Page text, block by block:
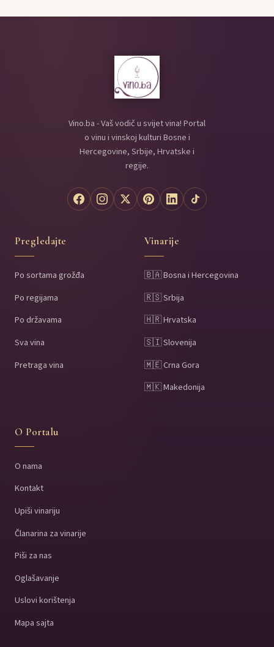
Vino.ba - Vaš vodič u svijet vina! Portal
o vinu i vinskoj kulturi Bosne i
Hercegovine, Srbije, Hrvatske i
regije.
Pregledajte
Po sortama grožđa
Po regijama
Po državama
Sva vina
Pretraga vina
Vinarije
🇧🇦 Bosna i Hercegovina
🇷🇸 Srbija
🇭🇷 Hrvatska
🇸🇮 Slovenija
🇲🇪 Crna Gora
🇲🇰 Makedonija
O Portalu
O nama
Kontakt
Upiši vinariju
Članarina za vinarije
Piši za nas
Oglašavanje
Uslovi korištenja
Mapa sajta